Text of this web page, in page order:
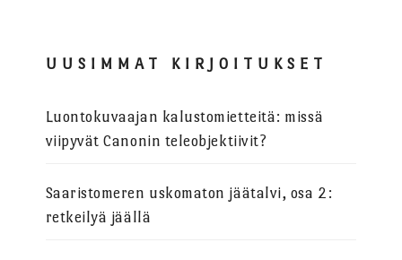
UUSIMMAT KIRJOITUKSET
Luontokuvaajan kalustomietteitä: missä
viipyvät Canonin teleobjektiivit?
Saaristomeren uskomaton jäätalvi, osa 2:
retkeilyä jäällä